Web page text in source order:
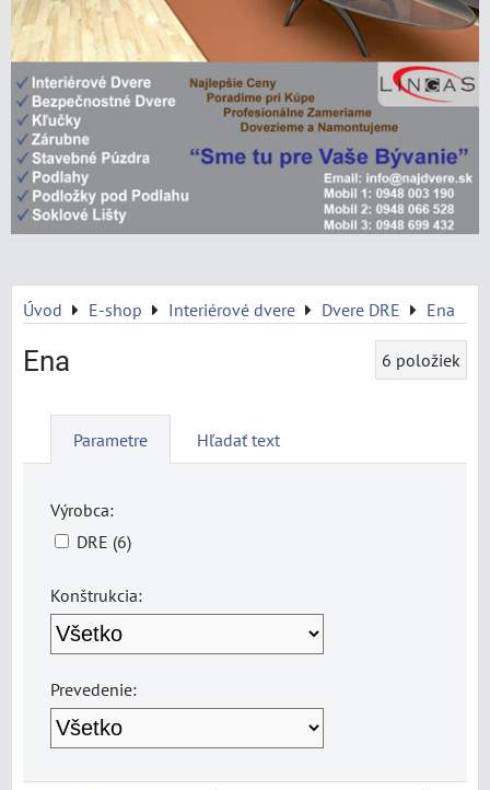
Úvod E-shop Interiérové dvere Dvere DRE Ena
Ena 6 položiek
Parametre Hľadať text
Výrobca:
DRE (6)
Konštrukcia:
Prevedenie: